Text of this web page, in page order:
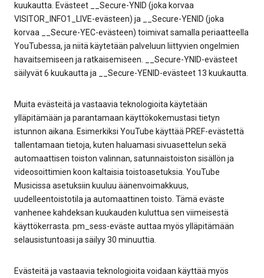
kuukautta. Evästeet __Secure-YNID (joka korvaa
VISITOR_INFO1_LIVE-evästeen) ja __Secure-YENID (joka
korvaa __Secure-YEC-evästeen) toimivat samalla periaatteella
YouTubessa, ja niitä käytetään palveluun liittyvien ongelmien
havaitsemiseen ja ratkaisemiseen. __Secure-YNID-evästeet
säilyvät 6 kuukautta ja __Secure-YENID-evästeet 13 kuukautta.
Muita evästeitä ja vastaavia teknologioita käytetään
ylläpitämään ja parantamaan käyttökokemustasi tietyn
istunnon aikana. Esimerkiksi YouTube käyttää PREF-evästettä
tallentamaan tietoja, kuten haluamasi sivuasettelun sekä
automaattisen toiston valinnan, satunnaistoiston sisällön ja
videosoittimien koon kaltaisia toistoasetuksia. YouTube
Musicissa asetuksiin kuuluu äänenvoimakkuus,
uudelleentoistotila ja automaattinen toisto. Tämä eväste
vanhenee kahdeksan kuukauden kuluttua sen viimeisestä
käyttökerrasta. pm_sess-eväste auttaa myös ylläpitämään
selausistuntoasi ja säilyy 30 minuuttia.
Evästeitä ja vastaavia teknologioita voidaan käyttää myös